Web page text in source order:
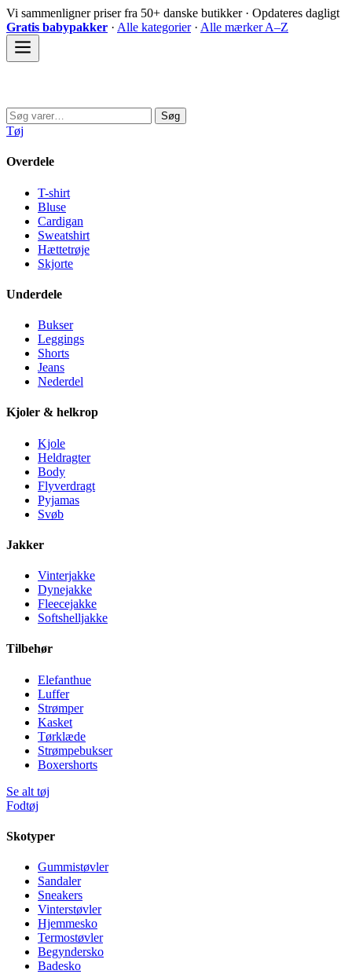
Spring
til
indhold
Vi sammenligner priser fra 50+ danske butikker · Opdateres dagligt
Gratis babypakker · Alle kategorier· Alle mærker A–Z
Søg
efter:
Søg
Tøj
Overdele
T-shirt
Bluse
Cardigan
Sweatshirt
Hættetrøje
Skjorte
Underdele
Bukser
Leggings
Shorts
Jeans
Nederdel
Kjoler & helkrop
Kjole
Heldragter
Body
Flyverdragt
Pyjamas
Svøb
Jakker
Vinterjakke
Dynejakke
Fleecejakke
Softshelljakke
Tilbehør
Elefanthue
Luffer
Strømper
Kasket
Tørklæde
Strømpebukser
Boxershorts
Se alt tøj
Fodtøj
Skotyper
Gummistøvler
Sandaler
Sneakers
Vinterstøvler
Hjemmesko
Termostøvler
Begyndersko
Badesko